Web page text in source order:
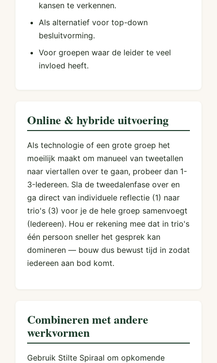
kansen te verkennen.
Als alternatief voor top-down
besluitvorming.
Voor groepen waar de leider te veel
invloed heeft.
Online & hybride uitvoering
Als technologie of een grote groep het
moeilijk maakt om manueel van tweetallen
naar viertallen over te gaan, probeer dan 1-
3-Iedereen. Sla de tweedalenfase over en
ga direct van individuele reflectie (1) naar
trio's (3) voor je de hele groep samenvoegt
(Iedereen). Hou er rekening mee dat in trio's
één persoon sneller het gesprek kan
domineren — bouw dus bewust tijd in zodat
iedereen aan bod komt.
Combineren met andere
werkvormen
Gebruik Stilte Spiraal om opkomende